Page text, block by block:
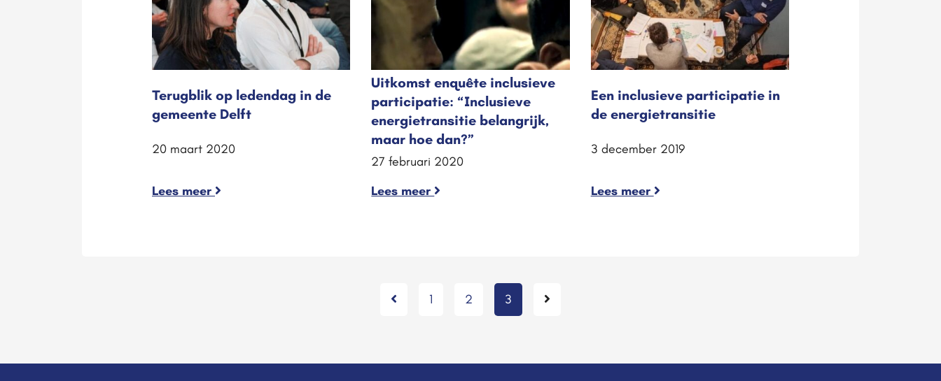
Terugblik op ledendag in de
gemeente Delft
20 maart 2020
Lees meer
Uitkomst enquête inclusieve
participatie: “Inclusieve
energietransitie belangrijk,
maar hoe dan?”
27 februari 2020
Lees meer
Een inclusieve participatie in
de energietransitie
3 december 2019
Lees meer
1 2 3